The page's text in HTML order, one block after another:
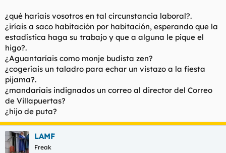
¿qué haríais vosotros en tal circunstancia laboral?.
¿iríais a saco habitación por habitación, esperando que la
estadística haga su trabajo y que a alguna le pique el
higo?.
¿Aguantaríais como monje budista zen?
¿cogeríais un taladro para echar un vistazo a la fiesta
pijama?.
¿mandaríais indignados un correo al director del Correo
de Villapuertas?
¿hijo de puta?
LAMF
Freak